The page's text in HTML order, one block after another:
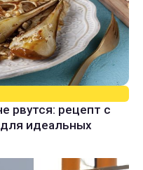
рвутся: рецепт с
идеальных